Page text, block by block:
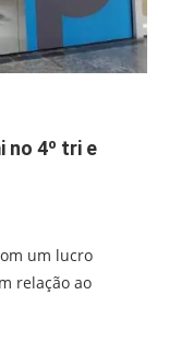
no 4º tri e
um lucro
relação ao